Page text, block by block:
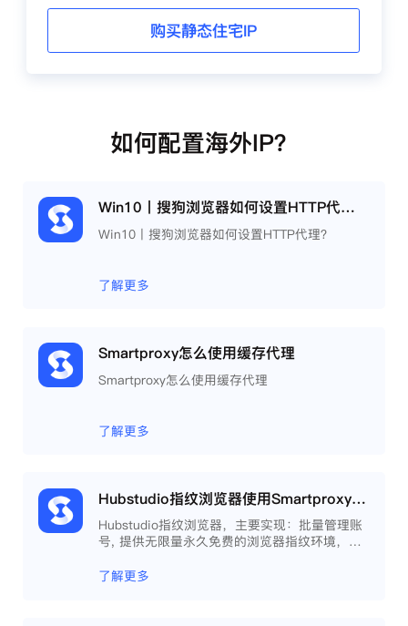
购买静态住宅IP
如何配置海外IP？
Win10丨搜狗浏览器如何设置HTTP代理？
Win10丨搜狗浏览器如何设置HTTP代理？
了解更多
Smartproxy怎么使用缓存代理
Smartproxy怎么使用缓存代理
了解更多
Hubstudio指纹浏览器使用Smartproxy教程
Hubstudio指纹浏览器，主要实现：批量管理账
号, 提供无限量永久免费的浏览器指纹环境，并
工作效率 。
了解更多